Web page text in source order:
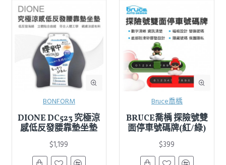
BONFORM
DIONE DC523 究極涼
感低反發腰靠墊坐墊
$1,199
Bruce喬楀
BRUCE喬楀 探險號雙
面停車號碼牌(紅/綠)
$399